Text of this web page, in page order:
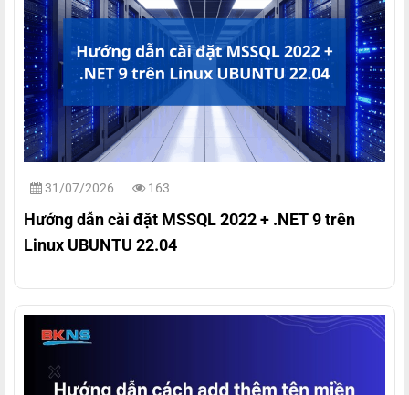
31/07/2026 163
Hướng dẫn cài đặt MSSQL 2022 + .NET 9 trên
Linux UBUNTU 22.04